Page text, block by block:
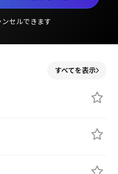
セルできます
すべてを表示